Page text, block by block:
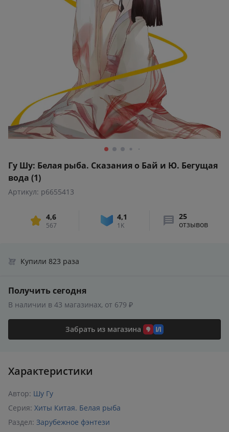
Гу Шу: Белая рыба. Сказания о Бай и Ю. Бегущая
вода (1)
Артикул: p6655413
4,6
567
4,1
1K
25
отзывов
Купили 823 раза
Получить сегодня
В наличии в 43 магазинах, от 679 ₽
Забрать из магазина
Характеристики
Автор: Шу Гу
Серия: Хиты Китая. Белая рыба
Раздел: Зарубежное фэнтези